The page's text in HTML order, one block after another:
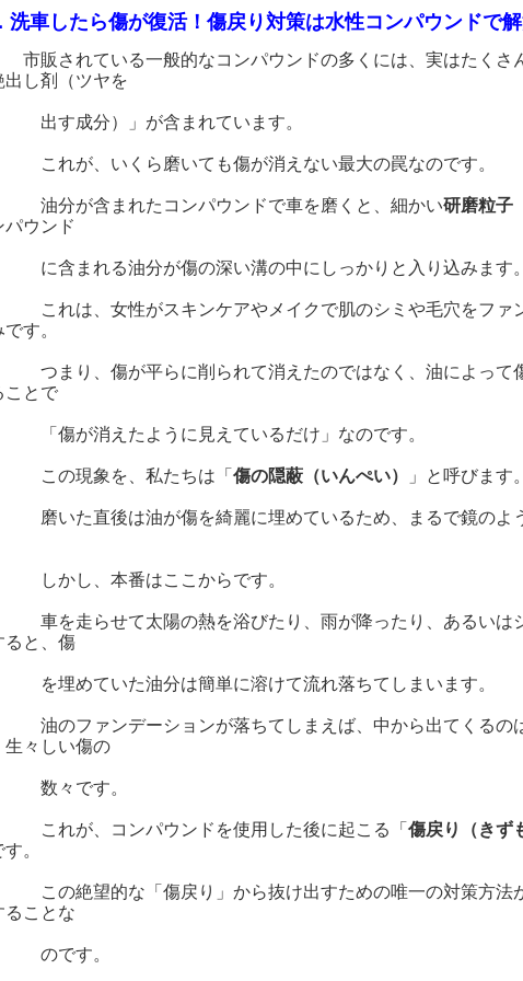
洗車したら傷が復活！傷戻り対策は水性コンパウンドで
市販されている一般的なコンパウンドの多くには、実はたくさ
出し剤（ツヤを
成分）」が含まれています。
が、いくら磨いても傷が消えない最大の罠なのです。
が含まれたコンパウンドで車を磨くと、細かい研磨粒子
パウンド
まれる油分が傷の深い溝の中にしっかりと入り込みます。
は、女性がスキンケアやメイクで肌のシミや毛穴をファン
す。
り、傷が平らに削られて消えたのではなく、油によって傷
ことで
が消えたように見えているだけ」なのです。
現象を、私たちは「 傷の隠蔽（いんぺい） 」と呼びます。
た直後は油が傷を綺麗に埋めているため、まるで鏡のよう
し、本番はここからです。
走らせて太陽の熱を浴びたり、雨が降ったり、あるいはシ
ると、傷
めていた油分は簡単に溶けて流れ落ちてしまいます。
ファンデーションが落ちてしまえば、中から出てくるのは
生々しい傷の
々です。
が、コンパウンドを使用した後に起こる「 傷戻り（きず
。
絶望的な「傷戻り」から抜け出すための唯一の対策方法が
ることな
です。